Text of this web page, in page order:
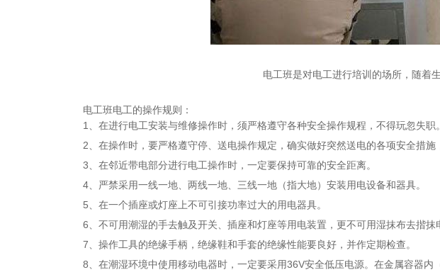
电工班是对电工进行培训的场所，随着
电工班电工的操作规则：
1、在进行电工安装与维修操作时，须严格遵守各种安全操作规程，不得玩忽失职。
2、在操作时，要严格遵守停、送电操作规定，确实做好突然送电的各项安全措施
3、在邻近带电部分进行电工操作时，一定要保持可靠的安全距离。
4、严禁采用一线一地、两线一地、三线一地（指大地）安装用电设备和器具。
5、在一个插座或灯座上不可引接功率过大的用电器具。
6、不可用潮湿的手去触及开关、插座和灯座等用电装置，更不可用湿抹布去揩抹
7、操作工具的绝缘手柄，绝缘鞋和手套的绝缘性能要良好，并作定期检查。
8、在潮湿环境中使用移动电器时，一定要采用36V安全低压电源。在金属容器